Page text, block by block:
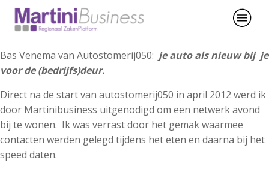
Bas Venema van Autostomerij050: je auto als nieuw bij je
voor de (bedrijfs)deur.
Direct na de start van autostomerij050 in april 2012 werd ik
door Martinibusiness uitgenodigd om een netwerk avond
bij te wonen. Ik was verrast door het gemak waarmee
contacten werden gelegd tijdens het eten en daarna bij het
speed daten.